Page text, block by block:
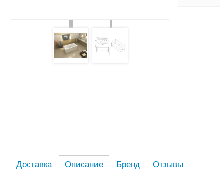
Доставка Описание Бренд Отзывы